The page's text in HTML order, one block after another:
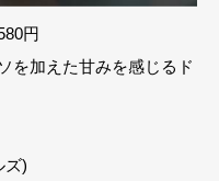
円
加えた甘みを感じるド
ズ)